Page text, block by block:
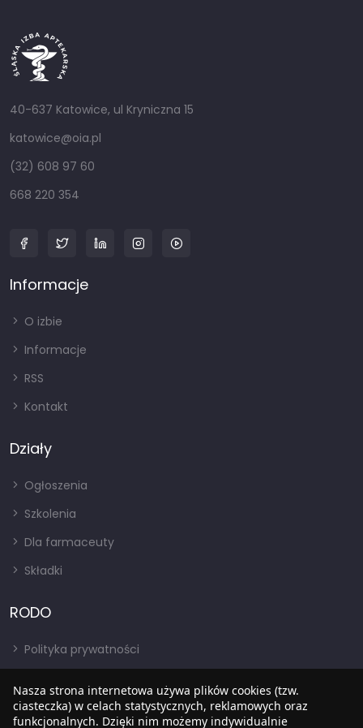
40-637 Katowice, ul Kryniczna 15
katowice@oia.pl
(32) 608 97 60
668 220 354
Informacje
O izbie
Informacje
RSS
Kontakt
Działy
Ogłoszenia
Szkolenia
Dla farmaceuty
Składki
RODO
Polityka prywatności
RODO
Nasza strona internetowa używa plików cookies (tzw.
ciasteczka) w celach statystycznych, reklamowych oraz
funkcjonalnych. Dzięki nim możemy indywidualnie